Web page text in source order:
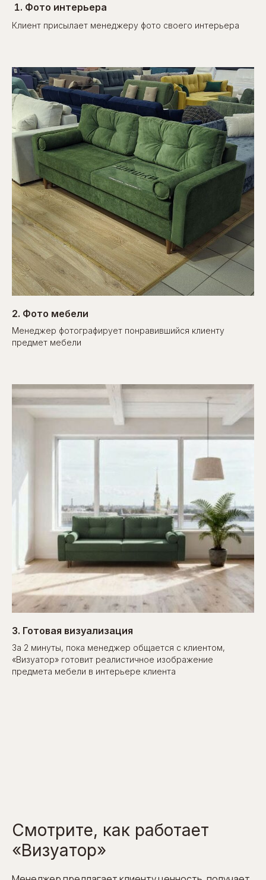
Фото интерьера
Клиент присылает менеджеру фото своего интерьера
2. Фото мебели
Менеджер фотографирует понравившийся клиенту
предмет мебели
3. Готовая визуализация
За 2 минуты, пока менеджер общается с клиентом,
«Визуатор» готовит реалистичное изображение
предмета мебели в интерьере клиента
Смотрите, как работает
«Визуатор»